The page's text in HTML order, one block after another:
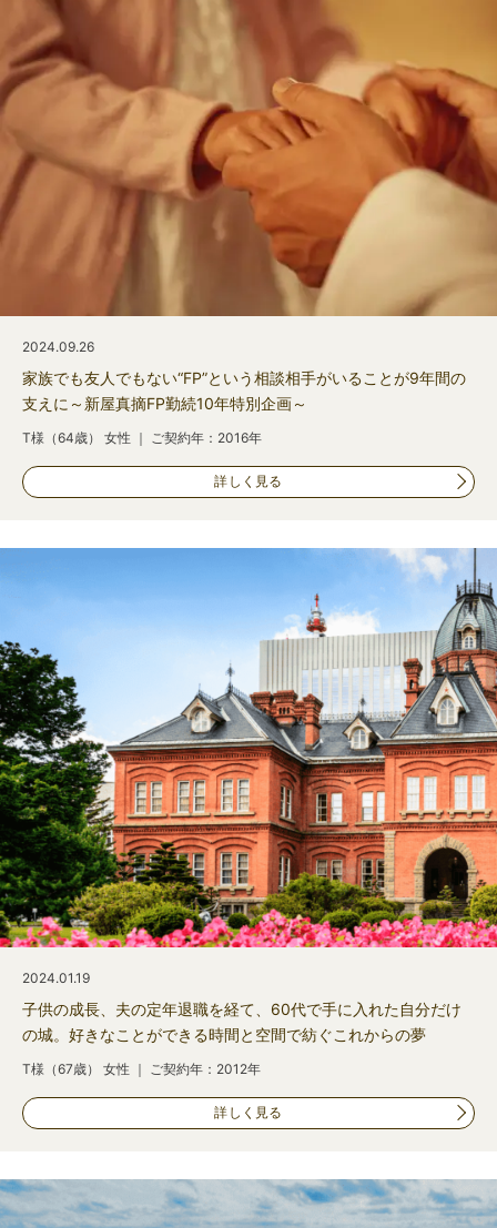
2024.09.26
家族でも友人でもない“FP”という相談相手がいることが9年間の
支えに～新屋真摘FP勤続10年特別企画～
T様（64歳） 女性 ｜ ご契約年：2016年
詳しく見る
2024.01.19
子供の成長、夫の定年退職を経て、60代で手に入れた自分だけ
の城。好きなことができる時間と空間で紡ぐこれからの夢
T様（67歳） 女性 ｜ ご契約年：2012年
詳しく見る